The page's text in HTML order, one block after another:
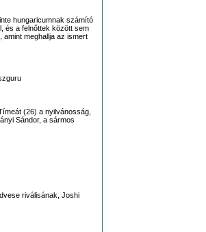
hungaricumnak számító
és a felnőttek között sem
amint meghallja az ismert
(26) a nyilvánosság,
Sándor, a sármos
riválisának, Joshi